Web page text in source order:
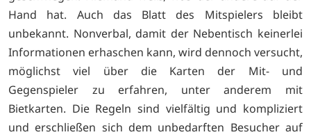
Hand hat. Auch das Blatt des Mitspielers bleibt
unbekannt. Nonverbal, damit der Nebentisch keinerlei
Informationen erhaschen kann, wird dennoch versucht,
möglichst viel über die Karten der Mit- und
Gegenspieler zu erfahren, unter anderem mit
Bietkarten. Die Regeln sind vielfältig und kompliziert
und erschließen sich dem unbedarften Besucher auf